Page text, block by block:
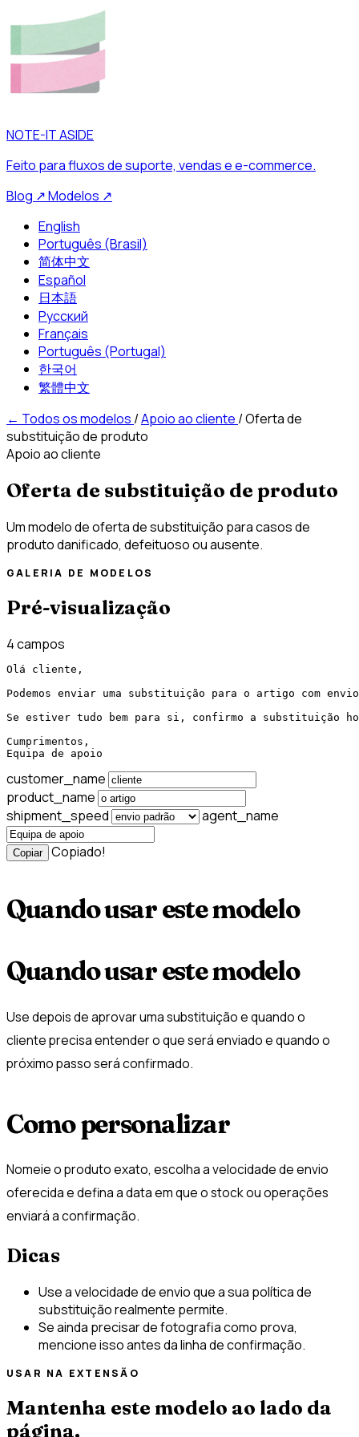
NOTE-IT ASIDE
Feito para fluxos de suporte, vendas e e-commerce.
Blog ↗Modelos ↗
English
Português (Brasil)
简体中文
Español
日本語
Русский
Français
Português (Portugal)
한국어
繁體中文
← Todos os modelos /Apoio ao cliente /Oferta de
substituição de produto
Apoio ao cliente
Oferta de substituição de produto
Um modelo de oferta de substituição para casos de
produto danificado, defeituoso ou ausente.
GALERIA DE MODELOS
Pré-visualização
4 campos
Olá cliente,
Podemos enviar uma substituição para o artigo com
Se estiver tudo bem para si, confirmo a substituição
Cumprimentos,
Equipa de apoio
customer_name
product_name
shipment_speed
agent_name
Copiar Copiado!
Quando usar este modelo
Quando usar este modelo
Use depois de aprovar uma substituição e quando o
cliente precisa entender o que será enviado e quando o
próximo passo será confirmado.
Como personalizar
Nomeie o produto exato, escolha a velocidade de envio
oferecida e defina a data em que o stock ou operações
enviará a confirmação.
Dicas
Use a velocidade de envio que a sua política de
substituição realmente permite.
Se ainda precisar de fotografia como prova,
mencione isso antes da linha de confirmação.
USAR NA EXTENSÃO
Mantenha este modelo ao lado da
página.